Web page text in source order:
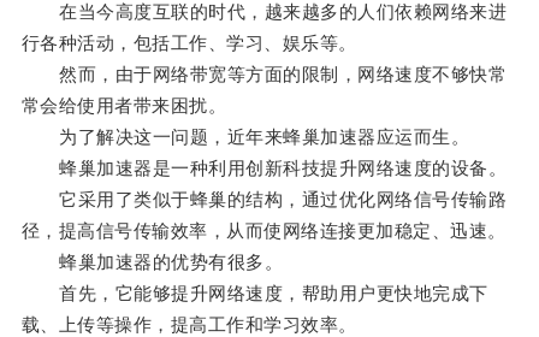
在当今高度互联的时代，越来越多的人们依赖网络来进
行各种活动，包括工作、学习、娱乐等。
然而，由于网络带宽等方面的限制，网络速度不够快常
常会给使用者带来困扰。
为了解决这一问题，近年来蜂巢加速器应运而生。
蜂巢加速器是一种利用创新科技提升网络速度的设备。
它采用了类似于蜂巢的结构，通过优化网络信号传输路
径，提高信号传输效率，从而使网络连接更加稳定、迅速。
蜂巢加速器的优势有很多。
首先，它能够提升网络速度，帮助用户更快地完成下
载、上传等操作，提高工作和学习效率。